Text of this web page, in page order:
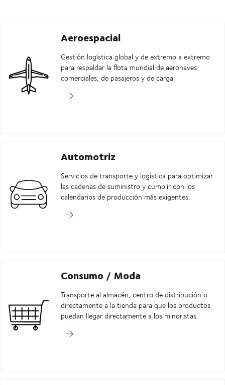
Aeroespacial
Gestión logística global y de extremo a extremo
para respaldar la flota mundial de aeronaves
comerciales, de pasajeros y de carga.
Automotriz
Servicios de transporte y logística para optimizar
las cadenas de suministro y cumplir con los
calendarios de producción más exigentes.
Consumo / Moda
Transporte al almacén, centro de distribución o
directamente a la tienda para que los productos
puedan llegar directamente a los minoristas.